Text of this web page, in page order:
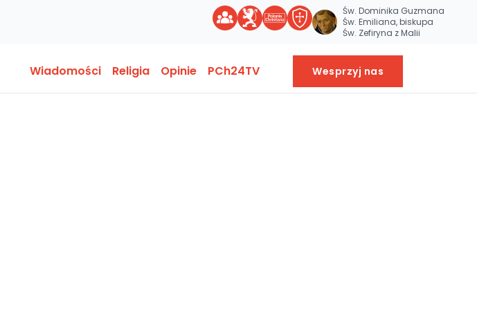
Św. Dominika Guzmana
Św. Emiliana, biskupa
Św. Zefiryna z Malii
Wiadomości Religia Opinie PCh24TV Wesprzyj nas